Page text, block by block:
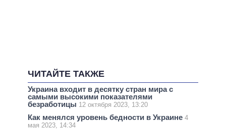
ЧИТАЙТЕ ТАКЖЕ
Украина входит в десятку стран мира с
самыми высокими показателями
безработицы 12 октября 2023, 13:20
Как менялся уровень бедности в Украине 4
мая 2023, 14:34